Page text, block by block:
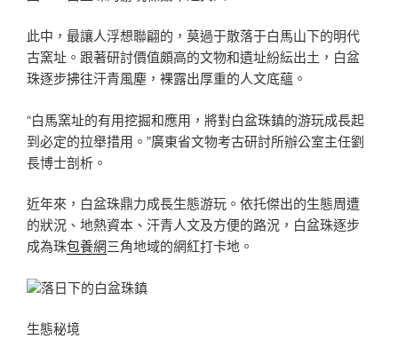
此中，最讓人浮想聯翩的，莫過于散落于白馬山下的明代
古窯址。跟著研討價值頗高的文物和遺址紛紜出土，白盆
珠逐步拂往汗青風塵，裸露出厚重的人文底蘊。
“白馬窯址的有用挖掘和應用，將對白盆珠鎮的游玩成長起
到必定的拉舉措用。”廣東省文物考古研討所辦公室主任劉
長博士剖析。
近年來，白盆珠鼎力成長生態游玩。依托傑出的生態周遭
的狀況、地熱資本、汗青人文及方便的路況，白盆珠逐步
成為珠包養網三角地域的網紅打卡地。
落日下的白盆珠鎮
生態秘境